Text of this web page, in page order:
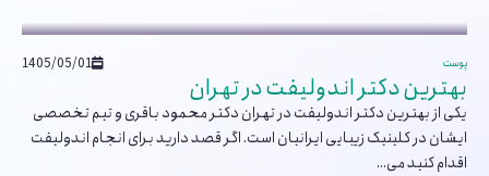
پوست 1405/05/01
بهترین دکتر اندولیفت در تهران
یکی از بهترین دکتر اندولیفت در تهران دکتر محمود باقری و تیم تخصصی
ایشان در کلینیک زیبایی ایرانیان است. اگر قصد دارید برای انجام اندولیفت
اقدام کنید می...